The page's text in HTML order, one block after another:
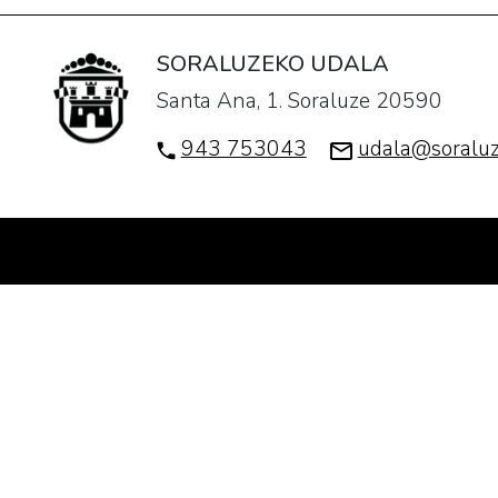
SORALUZEKO UDALA
Santa Ana, 1. Soraluze 20590
943 753043